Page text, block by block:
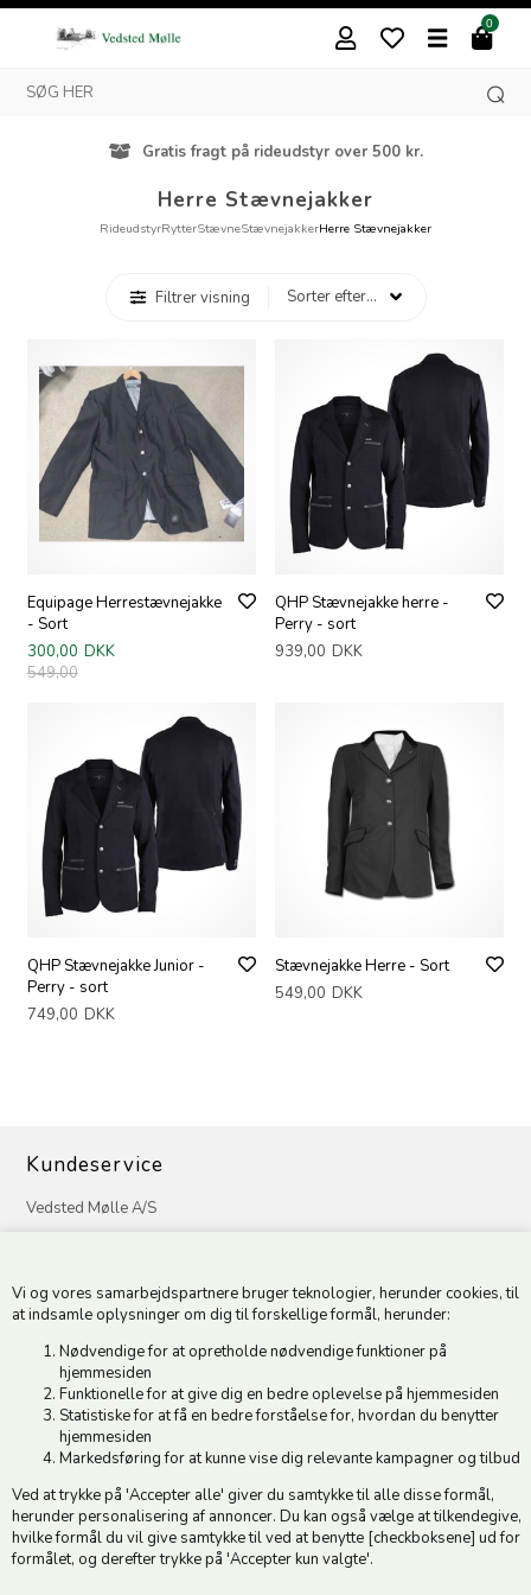
Vi og vores samarbejdspartnere bruger teknologier, herunder cookies, til
at indsamle oplysninger om dig til forskellige formål, herunder:
Nødvendige for at opretholde nødvendige funktioner på
hjemmesiden
Funktionelle for at give dig en bedre oplevelse på hjemmesiden
Statistiske for at få en bedre forståelse for, hvordan du benytter
hjemmesiden
Markedsføring for at kunne vise dig relevante kampagner og tilbud
Ved at trykke på 'Accepter alle' giver du samtykke til alle disse formål,
herunder personalisering af annoncer. Du kan også vælge at tilkendegive,
hvilke formål du vil give samtykke til ved at benytte [checkboksene] ud for
formålet, og derefter trykke på 'Accepter kun valgte'.
0
Gratis fragt på rideudstyr over 500 kr.
Herre Stævnejakker
RideudstyrRytterStævneStævnejakkerHerre Stævnejakker
Filtrer visning
Equipage Herrestævnejakke
- Sort
300,00 DKK
549,00
QHP Stævnejakke herre -
Perry - sort
939,00 DKK
QHP Stævnejakke Junior -
Perry - sort
749,00 DKK
Stævnejakke Herre - Sort
549,00 DKK
Kundeservice
Vedsted Mølle A/S
CVR 49879415 Mailvedstedmoelle@post.tele.dk
Åbningstider: Man-Fre 9.00-17.00 | Middagslukket 12.00-12.30 |
Lørdag 9.00-12.00
Hold dig opdateret
Tilmeld dig vores nyhedsbrev og modtag gode tilbud :)